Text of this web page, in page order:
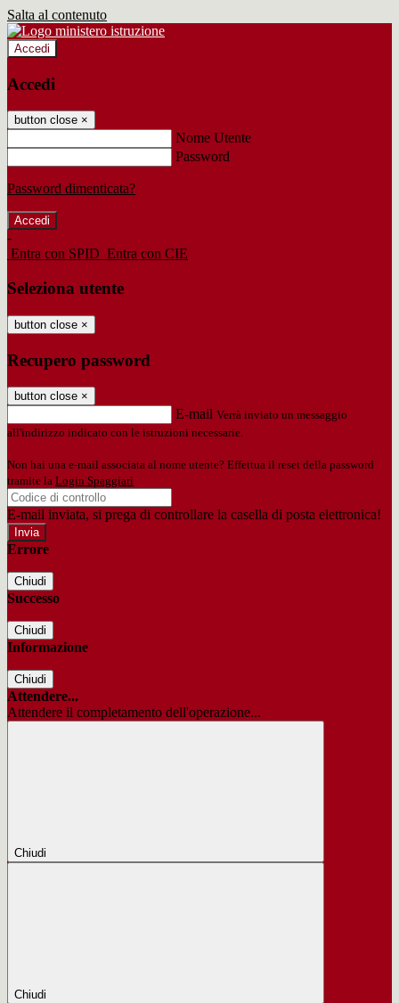
Salta al contenuto
Accedi
Accedi
button close ×
Nome Utente
Password
Password dimenticata?
-
Entra con SPID Entra con CIE
Seleziona utente
button close ×
Recupero password
button close ×
E-mail Verrà inviato un messaggio
all'indirizzo indicato con le istruzioni necessarie.
Non hai una e-mail associata al nome utente? Effettua il reset della password
tramite la Login Spaggiari
E-mail inviata, si prega di controllare la casella di posta elettronica!
Errore
Chiudi
Successo
Chiudi
Informazione
Chiudi
Attendere...
Attendere il completamento dell'operazione...
Chiudi
Chiudi